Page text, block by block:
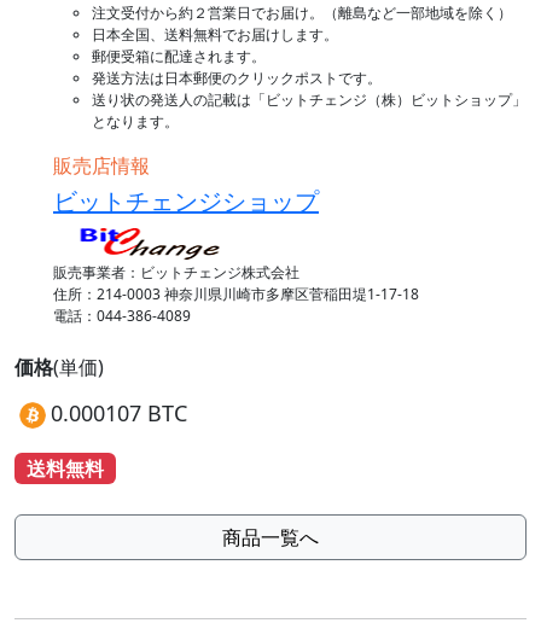
注文受付から約２営業日でお届け。（離島など一部地域を除く）
日本全国、送料無料でお届けします。
郵便受箱に配達されます。
発送方法は日本郵便のクリックポストです。
送り状の発送人の記載は「ビットチェンジ（株）ビットショップ」
となります。
販売店情報
ビットチェンジショップ
販売事業者：ビットチェンジ株式会社
住所：214-0003 神奈川県川崎市多摩区菅稲田堤1-17-18
電話：044-386-4089
価格(単価)
0.000107 BTC
送料無料
商品一覧へ